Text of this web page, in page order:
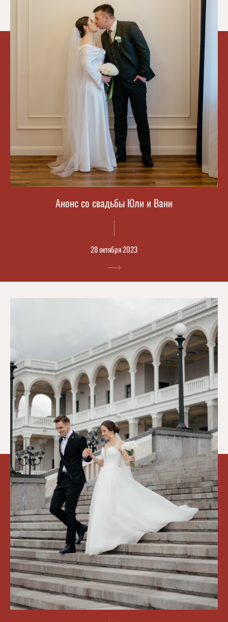
Анонс со свадьбы Юли и Вани
28 октября 2023